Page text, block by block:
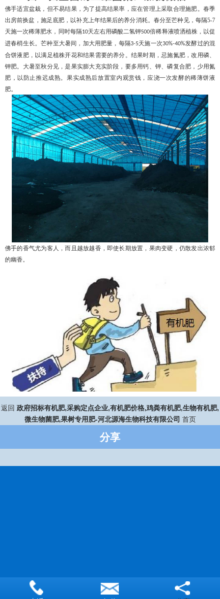
佛手适宜盆栽，但不易结果，为了提高结果率，应在管理上采取合理施肥。春季
出房前换盆，施足底肥，以补充上年结果后的养分消耗。春分至芒种见，每隔5-7
天施一次稀薄肥水，同时每隔10天左右用磷酸二氢钾500倍稀释液喷洒植株，以促
进春梢生长。芒种至大暑间，加大用肥量，每隔3-5天施一次30%-40%发酵过的混
合饼液肥，以满足植株开花和结果需要的养分。结果时期，忌施氮肥，改用磷、
钾肥。大暑至秋分见，是果实膨大充实阶段，要多用钙、钾、磷复合肥，少用氮
肥，以防止推迟成熟。果实成熟后放置室内观赏钱，应浇一次发酵的稀薄饼液
肥。
佛手的香气尤为客人，而且越放越香，即使长期放置，果肉变硬，仍散发出浓郁
的幽香。
返回 政府招标有机肥,采购定点企业,有机肥价格,鸡粪有机肥,生物有机肥,
微生物菌肥,果树专用肥-河北源海生物科技有限公司 首页
分享